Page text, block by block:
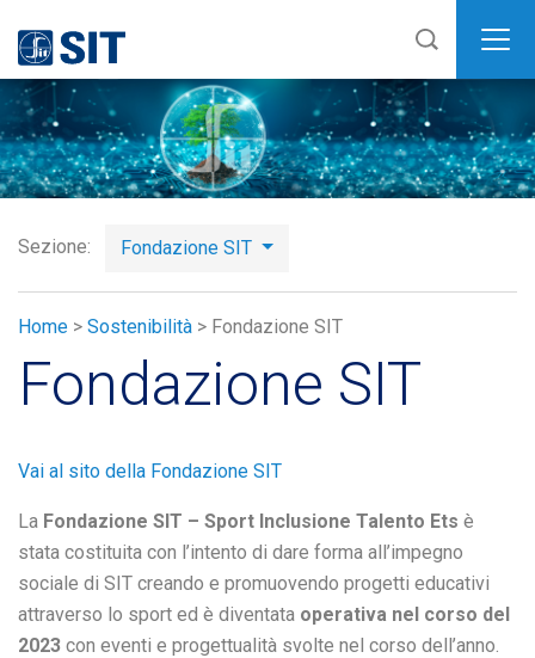
SIT
Sezione: Fondazione SIT
Home > Sostenibilità > Fondazione SIT
Fondazione SIT
Vai al sito della Fondazione SIT
La Fondazione SIT – Sport Inclusione Talento Ets è
stata costituita con l’intento di dare forma all’impegno
sociale di SIT creando e promuovendo progetti educativi
attraverso lo sport ed è diventata operativa nel corso del
2023 con eventi e progettualità svolte nel corso dell’anno.